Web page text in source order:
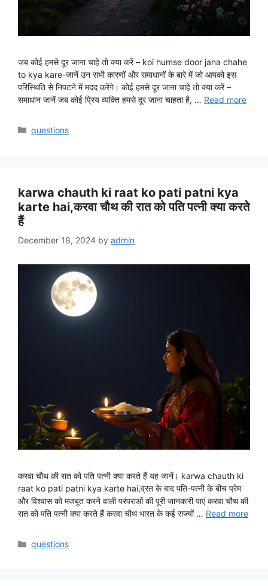
जब कोई हमसे दूर जाना चाहे तो क्या करें – koi humse door jana chahe
to kya kare-जानें उन सभी कारणों और समाधानों के बारे में जो आपको इस
परिस्थिति से निपटने में मदद करेंगे। कोई हमसे दूर जाना चाहे तो क्या करें –
समाधान जानें जब कोई प्रिय व्यक्ति हमसे दूर जाना चाहता है, … Read more
Categories
questions
karwa chauth ki raat ko pati patni kya
karte hai,करवा चौथ की रात को पति पत्नी क्या करते
हैं
December 18, 2024 by admin
करवा चौथ की रात को पति पत्नी क्या करते हैं यह जानें। karwa chauth ki
raat ko pati patni kya karte hai,व्रत के बाद पति-पत्नी के बीच प्रेम
और विश्वास को मजबूत करने वाली परंपराओं की पूरी जानकारी पाएं करवा चौथ की
रात को पति पत्नी क्या करते हैं करवा चौथ भारत के कई राज्यों … Read more
Categories
questions